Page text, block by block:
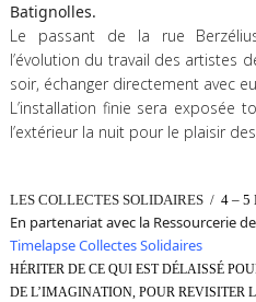
Batignolles.
Le passant de la rue
l’évolution du travail des artistes
soir, échanger directement avec
L’installation finie sera exposée
l’extérieur la nuit pour le plaisir
LES COLLECTES SOLIDAIRES / 4 – 5
En partenariat avec la Ressourcerie
Timelapse Collectes Solidaires
HÉRITER DE CE QUI EST DÉLAISSÉ
DE L’IMAGINATION, POUR REVISITER